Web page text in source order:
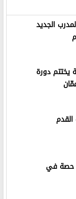
الجديد
يختتم دورة
القدم
حصة في